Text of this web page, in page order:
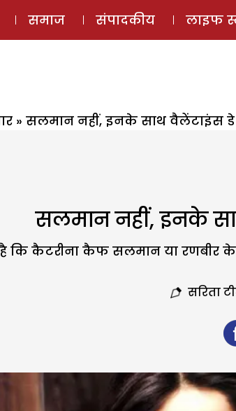
समाज संपादकीय लाइफ
» सलमान नहीं, इनके साथ वैलेंटाइंस डे
सलमान नहीं, इनके
कैटरीना कैफ सलमान या रणबीर के
सरिता